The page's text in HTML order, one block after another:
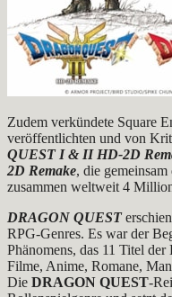
Zudem verkündete Square
veröffentlichten und von
QUEST I & II HD-2D
2D Remake, die
zusammen weltweit 4
DRAGON QUEST
RPG-Genres. Es war der
Phänomens, das 11 Titel
Filme, Anime, Romane,
Die DRAGON QUEST-